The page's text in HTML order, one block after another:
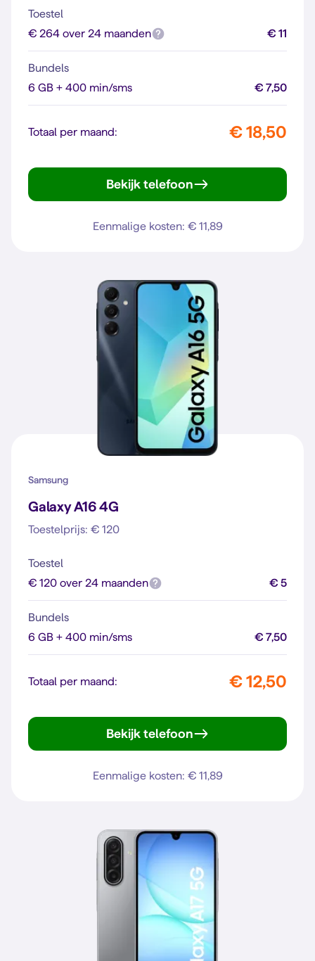
Toestel
€ 264 over 24 maanden
€ 11
Bundels
6 GB + 400 min/sms
€ 7,50
Totaal per maand: € 18,50
Bekijk telefoon
Eenmalige kosten: € 11,89
Samsung
Galaxy A16 4G
Toestelprijs: € 120
Toestel
€ 120 over 24 maanden
€ 5
Bundels
6 GB + 400 min/sms
€ 7,50
Totaal per maand: € 12,50
Bekijk telefoon
Eenmalige kosten: € 11,89